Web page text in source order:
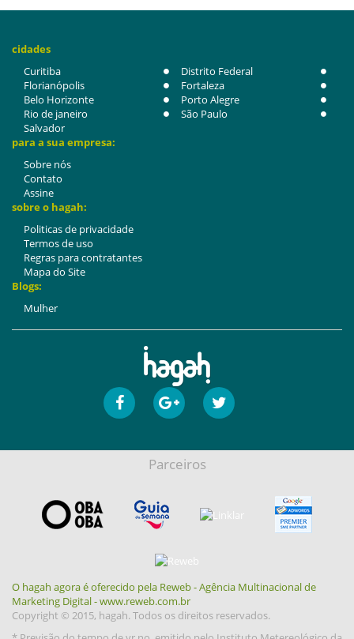
cidades
Curitiba
Distrito Federal
Florianópolis
Fortaleza
Belo Horizonte
Porto Alegre
Rio de janeiro
São Paulo
Salvador
para a sua empresa:
Sobre nós
Contato
Assine
sobre o hagah:
Politicas de privacidade
Termos de uso
Regras para contratantes
Mapa do Site
Blogs:
Mulher
Parceiros
O hagah agora é oferecido pela Reweb - Agência Multinacional de
Marketing Digital - www.reweb.com.br
Copyright © 2015, hagah. Todos os direitos reservados.